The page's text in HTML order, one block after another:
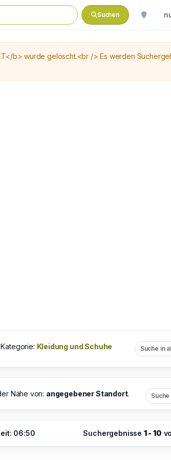
Suchen
b> wurde gelöscht.<br /> Es werden
Kleidung und Schuhe Suche in
Nähe von: angegebener Standort.
06:50 Suchergebnisse 1 - 10